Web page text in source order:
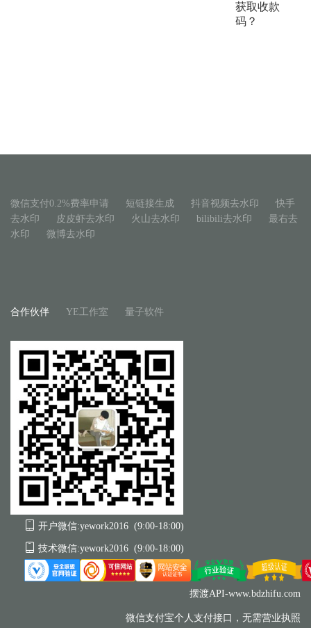
获取收款
码？
微信支付0.2%费率申请 短链接生成 抖音视频去水印
快手
去水印
皮皮虾去水印 火山去水印 bilibili去水印
最右去
水印
微博去水印
合作伙伴 YE工作室 量子软件
开户微信:yework2016 (9:00-18:00)
技术微信:yework2016 (9:00-18:00)
摆渡API-www.bdzhifu.com
微信支付宝个人支付接口，无需营业执照